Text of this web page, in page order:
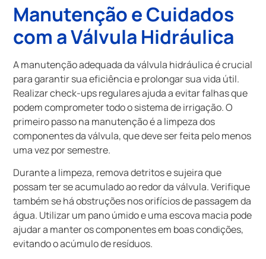
Manutenção e Cuidados
com a Válvula Hidráulica
A manutenção adequada da válvula hidráulica é crucial
para garantir sua eficiência e prolongar sua vida útil.
Realizar check-ups regulares ajuda a evitar falhas que
podem comprometer todo o sistema de irrigação. O
primeiro passo na manutenção é a limpeza dos
componentes da válvula, que deve ser feita pelo menos
uma vez por semestre.
Durante a limpeza, remova detritos e sujeira que
possam ter se acumulado ao redor da válvula. Verifique
também se há obstruções nos orifícios de passagem da
água. Utilizar um pano úmido e uma escova macia pode
ajudar a manter os componentes em boas condições,
evitando o acúmulo de resíduos.